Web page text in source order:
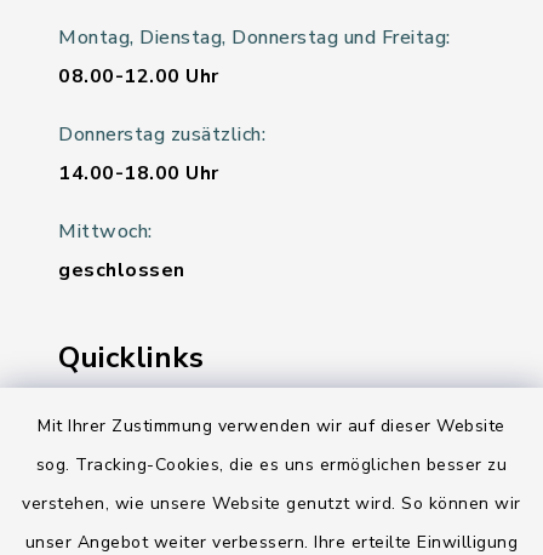
Mit Ihrer Zustimmung verwenden wir auf dieser Website
sog. Tracking-Cookies, die es uns ermöglichen besser zu
verstehen, wie unsere Website genutzt wird. So können wir
unser Angebot weiter verbessern. Ihre erteilte Einwilligung
Montag, Dienstag, Donnerstag und Freitag:
08.00-12.00 Uhr
Donnerstag zusätzlich:
14.00-18.00 Uhr
Mittwoch:
geschlossen
Quicklinks
Ihre Behördennummer 115
Landesregierung Schleswig-Holstein